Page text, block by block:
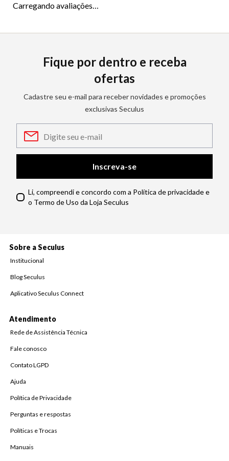
Carregando avaliações…
Fique por dentro e receba
ofertas
Cadastre seu e-mail para receber novidades e promoções
exclusivas Seculus
Inscreva-se
Li, compreendi e concordo com a Política de privacidade e
o Termo de Uso da Loja Seculus
Sobre a Seculus
Institucional
Blog Seculus
Aplicativo Seculus Connect
Atendimento
Rede de Assistência Técnica
Fale conosco
Contato LGPD
Ajuda
Política de Privacidade
Perguntas e respostas
Políticas e Trocas
Manuais